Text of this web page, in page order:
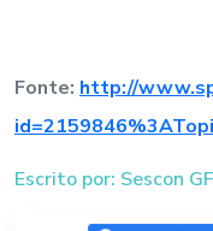
Fonte: http://
Escrito por: Sescon GF